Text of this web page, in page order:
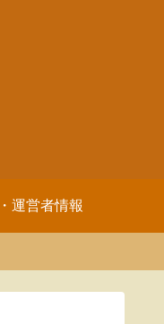
運営者情報